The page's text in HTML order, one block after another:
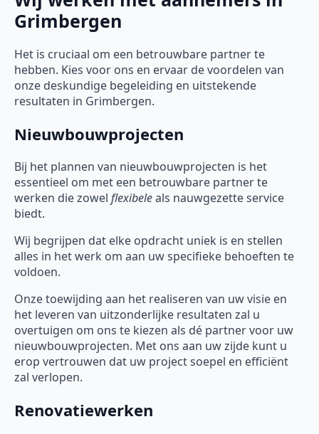
Grimbergen
Het is cruciaal om een betrouwbare partner te
hebben. Kies voor ons en ervaar de voordelen van
onze deskundige begeleiding en uitstekende
resultaten in Grimbergen.
Nieuwbouwprojecten
Bij het plannen van nieuwbouwprojecten is het
essentieel om met een betrouwbare partner te
werken die zowel flexibeleals nauwgezette service
biedt.
Wij begrijpen dat elke opdracht uniek is en stellen
alles in het werk om aan uw specifieke behoeften te
voldoen.
Onze toewijding aan het realiseren van uw visie en
het leveren van uitzonderlijke resultaten zal u
overtuigen om ons te kiezen als dé partner voor uw
nieuwbouwprojecten. Met ons aan uw zijde kunt u
erop vertrouwen dat uw project soepel en efficiënt
zal verlopen.
Renovatiewerken